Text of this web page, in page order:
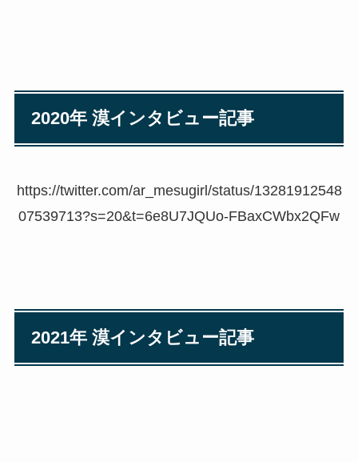
2020年 漠インタビュー記事
https://twitter.com/ar_mesugirl/status/13281912548
07539713?s=20&t=6e8U7JQUo-FBaxCWbx2QFw
2021年 漠インタビュー記事